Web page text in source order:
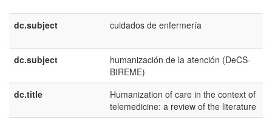
dc.subject cuidados de enfermería
dc.subject
humanización de la atención (DeCS-
BIREME)
dc.title
Humanization of care in the context of
telemedicine: a review of the literature